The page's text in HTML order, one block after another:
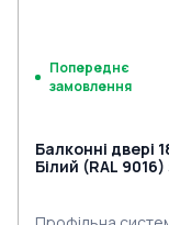
Попереднє
замовлення
Балконні двері
Білий (RAL